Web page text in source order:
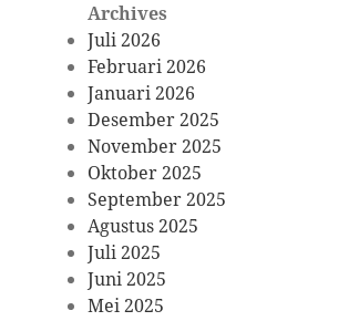
Archives
Juli 2026
Februari 2026
Januari 2026
Desember 2025
November 2025
Oktober 2025
September 2025
Agustus 2025
Juli 2025
Juni 2025
Mei 2025